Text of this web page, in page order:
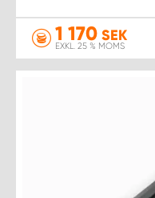
1 170 SEK
EXKL. 25 % MOMS